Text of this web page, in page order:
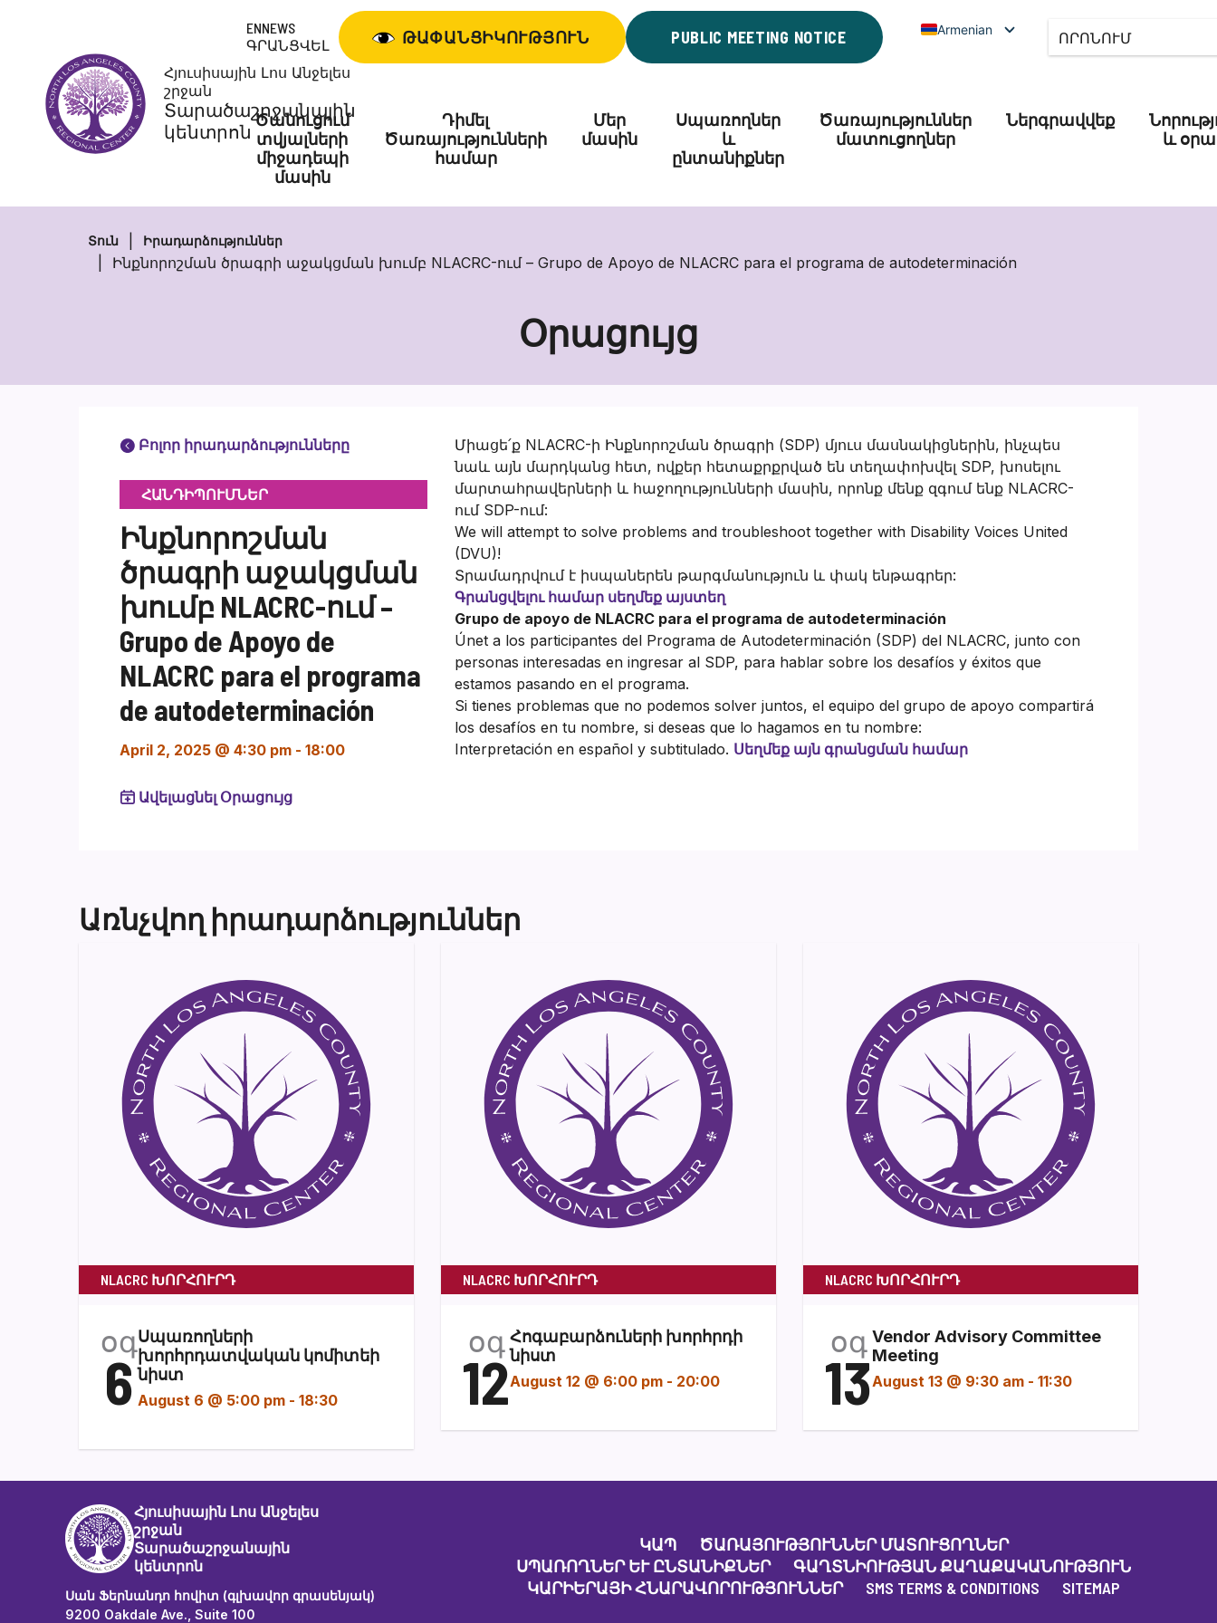
Հյուսիսային Լոս Անջելես
շրջան
Տարածաշրջանային
կենտրոն
ENNEWS
ԳՐԱՆՑՎԵԼ
ԹԱՓԱՆՑԻԿՈՒԹՅՈՒՆ PUBLIC MEETING NOTICE Armenian
Ծանուցում
տվյալների
միջադեպի
մասին
Դիմել
Ծառայությունների
համար
Մեր
մասին
Սպառողներ
և
ընտանիքներ
Ծառայություններ
մատուցողներ
Ներգրավվեք
և
Տուն Իրադարձություններ
Ինքնորոշման ծրագրի աջակցման խումբ NLACRC-ում – Grupo de Apoyo de NLACRC para el programa de autodeterminación
Օրացույց
Բոլոր իրադարձությունները
ՀԱՆԴԻՊՈՒՄՆԵՐ
Ինքնորոշման
ծրագրի աջակցման
խումբ NLACRC-ում –
Grupo de Apoyo de
NLACRC para el programa
de autodeterminación
April 2, 2025 @ 4:30 pm - 18:00
Ավելացնել Օրացույց
Միացե՛ք NLACRC-ի Ինքնորոշման ծրագրի (SDP) մյուս մասնակիցներին, ինչպես
նաև այն մարդկանց հետ, ովքեր հետաքրքրված են տեղափոխվել SDP, խոսելու
մարտահրավերների և հաջողությունների մասին, որոնք մենք զգում ենք NLACRC-
ում SDP-ում:
We will attempt to solve problems and troubleshoot together with Disability Voices United
(DVU)!
Տրամադրվում է իսպաներեն թարգմանություն և փակ ենթագրեր:
Գրանցվելու համար սեղմեք այստեղ
Grupo de apoyo de NLACRC para el programa de autodeterminación
Únet a los participantes del Programa de Autodeterminación (SDP) del NLACRC, junto con
personas interesadas en ingresar al SDP, para hablar sobre los desafíos y éxitos que
estamos pasando en el programa.
Si tienes problemas que no podemos solver juntos, el equipo del grupo de apoyo compartirá
los desafíos en tu nombre, si deseas que lo hagamos en tu nombre:
Interpretación en español y subtitulado. Սեղմեք այն գրանցման համար
Առնչվող իրադարձություններ
NLACRC ԽՈՐՀՈՒՐԴ
օգ
6
Սպառողների
խորհրդատվական կոմիտեի
նիստ
August 6 @ 5:00 pm - 18:30
NLACRC ԽՈՐՀՈՒՐԴ
օգ
12
Հոգաբարձուների խորհրդի
նիստ
August 12 @ 6:00 pm - 20:00
NLACRC ԽՈՐՀՈՒՐԴ
օգ
13
Vendor Advisory Committee
Meeting
August 13 @ 9:30 am - 11:30
Հյուսիսային Լոս Անջելես
շրջան
Տարածաշրջանային
կենտրոն
Սան Ֆերնանդո հովիտ (գլխավոր գրասենյակ)
9200 Oakdale Ave., Suite 100
ԿԱՊ
ԾԱՌԱՅՈՒԹՅՈՒՆՆԵՐ ՄԱՏՈՒՑՈՂՆԵՐ
ՍՊԱՌՈՂՆԵՐ ԵՒ ԸՆՏԱՆԻՔՆԵՐ
ԳԱՂՏՆԻՈՒԹՅԱՆ ՔԱՂԱՔԱԿԱՆՈՒԹՅՈՒՆ
ԿԱՐԻԵՐԱՅԻ ՀՆԱՐԱՎՈՐՈՒԹՅՈՒՆՆԵՐ
SMS TERMS & CONDITIONS SITEMAP